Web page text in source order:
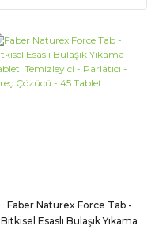
Faber Naturex Force Tab -
Bitkisel Esaslı Bulaşık Yıkama